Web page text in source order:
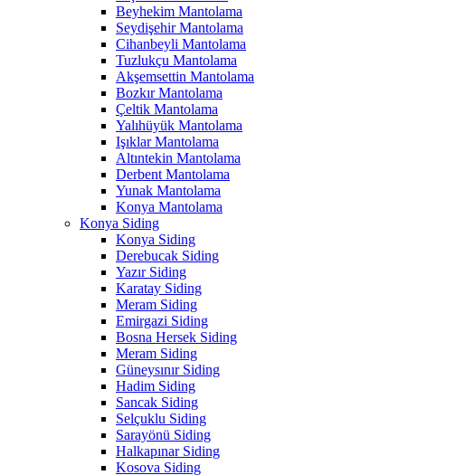
Beyhekim Mantolama
Seydişehir Mantolama
Cihanbeyli Mantolama
Tuzlukçu Mantolama
Akşemsettin Mantolama
Bozkır Mantolama
Çeltik Mantolama
Yalıhüyük Mantolama
Işıklar Mantolama
Altıntekin Mantolama
Derbent Mantolama
Yunak Mantolama
Konya Mantolama
Konya Siding
Konya Siding
Derebucak Siding
Yazır Siding
Karatay Siding
Meram Siding
Emirgazi Siding
Bosna Hersek Siding
Meram Siding
Güneysınır Siding
Hadim Siding
Sancak Siding
Selçuklu Siding
Sarayönü Siding
Halkapınar Siding
Kosova Siding